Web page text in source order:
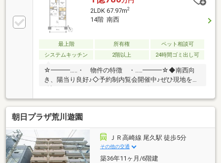
2LDK 67.97m2
14階 南西
最上階 所有権
ペット相談可
システムキッチン
2階以上 24時間ゴミ出し可
☆━━━…‥・ 物件の特徴 ・‥…━━━☆◆南西向
き、陽当り良好♪◇予約制内覧会開催中♪ぜひ現地をご
━━━☆【豊富な未公開物件情報】都内に１５店舗展
開！毎月約100件以上の仲介をしているため未公開物
件が集まりやすいアドキャストへ是非お越し下さい。
朝日プラザ荒川遊園
ＪＲ高崎線 尾久駅 徒歩5分
その他の交通
築36年11ヶ月/6階建